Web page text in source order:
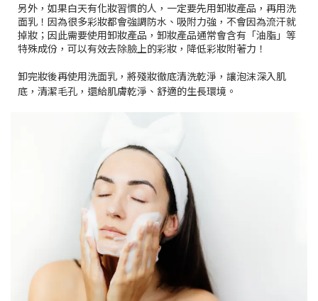
另外，如果白天有化妝習慣的人，一定要先用卸妝產品，再用洗
面乳！因為很多彩妝都會強調防水、吸附力強，不會因為流汗就
掉妝；因此需要使用卸妝產品，卸妝產品通常會含有「油脂」等
特殊成份，可以有效去除臉上的彩妝，降低彩妝附著力！
卸完妝後再使用洗面乳，將殘妝徹底清洗乾淨，讓泡沫深入肌
底，清潔毛孔，還給肌膚乾淨、舒適的生長環境。